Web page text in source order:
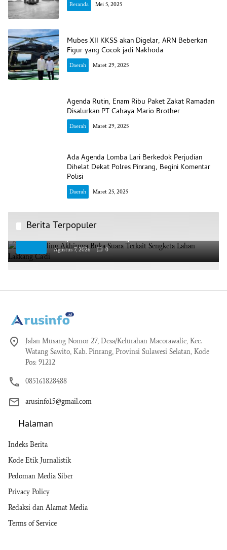
Beranda Mei 5, 2025
Mubes XII KKSS akan Digelar, ARN Beberkan
Figur yang Cocok jadi Nakhoda
Daerah Maret 29, 2025
Agenda Rutin, Enam Ribu Paket Zakat Ramadan
Disalurkan PT Cahaya Mario Brother
Daerah Maret 29, 2025
Ada Agenda Lomba Lari Berkedok Perjudian
Dihelat Dekat Polres Pinrang, Begini Komentar
Polisi
Daerah Maret 25, 2025
Berita Terpopuler
1
AAS Building Akhirnya Buka Suara Terkait
Sengketa Lahan Lakkang Ca’di
Agustus 7, 2026 0
Jalan Musang Nomor 27, Desa/Kelurahan Macorawalie, Kec.
Watang Sawito, Kab. Pinrang, Provinsi Sulawesi Selatan, Kode
Pos: 91212
085161828488
arusinfo15@gmail.com
Halaman
Indeks Berita
Kode Etik Jurnalistik
Pedoman Media Siber
Privacy Policy
Redaksi dan Alamat Media
Terms of Service